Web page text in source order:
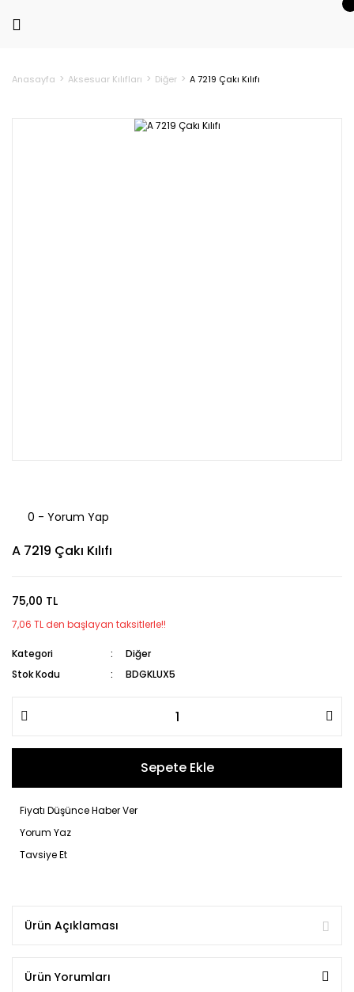
Anasayfa Aksesuar Kılıfları Diğer A 7219 Çakı Kılıfı
0 - Yorum Yap
A 7219 Çakı Kılıfı
75,00 TL
7,06 TL den başlayan taksitlerle!!
Kategori
Diğer
Stok Kodu
BDGKLUX5
Sepete Ekle
Fiyatı Düşünce Haber Ver
Yorum Yaz
Tavsiye Et
Ürün Açıklaması
Ürün Yorumları